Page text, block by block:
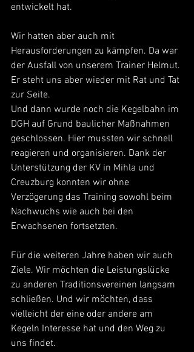
entwickelt hat.
Wir hatten aber auch mit
Herausforderungen zu kämpfen. Da war
der Ausfall von unserem Trainer Helmut.
Er steht uns aber wieder mit Rat und Tat
zur Seite.
Und dann wurde noch die Kegelbahn im
DGH auf Grund baulicher Maßnahmen
geschlossen. Hier mussten wir schnell
reagieren und organisieren. Dank der
Unterstützung der KV in Mihla und
Creuzburg konnten wir ohne
Verzögerung das Training sowohl beim
Nachwuchs wie auch bei den
Erwachsenen fortsetzten.
Für die weiteren Jahre haben wir auch
Ziele. Wir möchten die Leistungslücke
zu anderen Traditionsvereinen langsam
schließen. Und wir möchten, dass
vielleicht der eine oder andere am
Kegeln Interesse hat und den Weg zu
uns findet.